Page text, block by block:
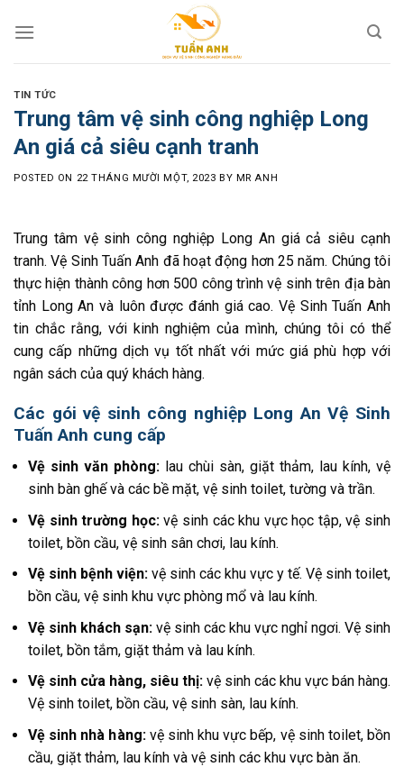
TIN TỨC
Trung tâm vệ sinh công nghiệp Long
An giá cả siêu cạnh tranh
POSTED ON 22 THÁNG MƯỜI MỘT, 2023 BY MR ANH
Trung tâm vệ sinh công nghiệp Long An giá cả siêu cạnh
tranh. Vệ Sinh Tuấn Anh đã hoạt động hơn 25 năm. Chúng tôi
thực hiện thành công hơn 500 công trình vệ sinh trên địa bàn
tỉnh Long An và luôn được đánh giá cao. Vệ Sinh Tuấn Anh
tin chắc rằng, với kinh nghiệm của mình, chúng tôi có thể
cung cấp những dịch vụ tốt nhất với mức giá phù hợp với
ngân sách của quý khách hàng.
Các gói vệ sinh công nghiệp Long An Vệ Sinh
Tuấn Anh cung cấp
Vệ sinh văn phòng: lau chùi sàn, giặt thảm, lau kính, vệ
sinh bàn ghế và các bề mặt, vệ sinh toilet, tường và trần.
Vệ sinh trường học:vệ sinh các khu vực học tập, vệ sinh
toilet, bồn cầu, vệ sinh sân chơi, lau kính.
Vệ sinh bệnh viện: vệ sinh các khu vực y tế. Vệ sinh toilet,
bồn cầu, vệ sinh khu vực phòng mổ và lau kính.
Vệ sinh khách sạn: vệ sinh các khu vực nghỉ ngơi. Vệ sinh
toilet, bồn tắm, giặt thảm và lau kính.
Vệ sinh cửa hàng, siêu thị: vệ sinh các khu vực bán hàng.
Vệ sinh toilet, bồn cầu, vệ sinh sàn, lau kính.
Vệ sinh nhà hàng: vệ sinh khu vực bếp, vệ sinh toilet, bồn
cầu, giặt thảm, lau kính và vệ sinh các khu vực bàn ăn.